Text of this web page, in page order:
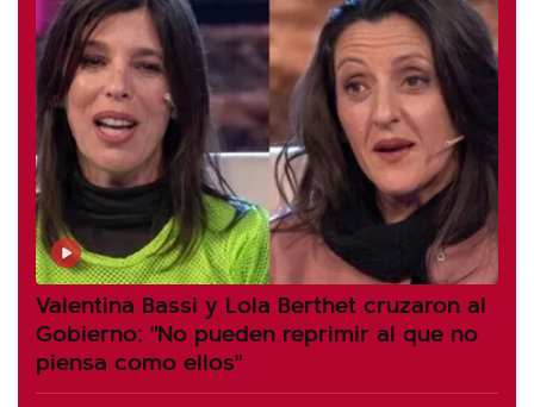
Valentina Bassi y Lola Berthet cruzaron al
Gobierno: "No pueden reprimir al que no
piensa como ellos"